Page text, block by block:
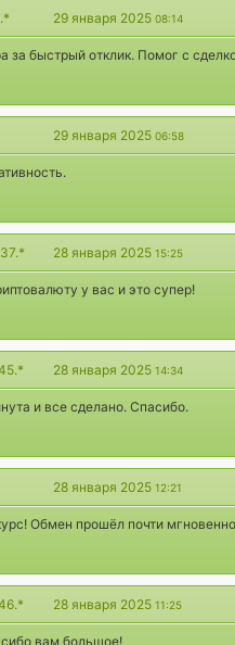
29 января 2025 08:14
за быстрый отклик. Помог с
29 января 2025 06:58
28 января 2025 15:25
у вас и это супер!
28 января 2025 14:34
и все сделано. Спасибо.
28 января 2025 12:21
Обмен прошёл почти
28 января 2025 11:25
вам большое!